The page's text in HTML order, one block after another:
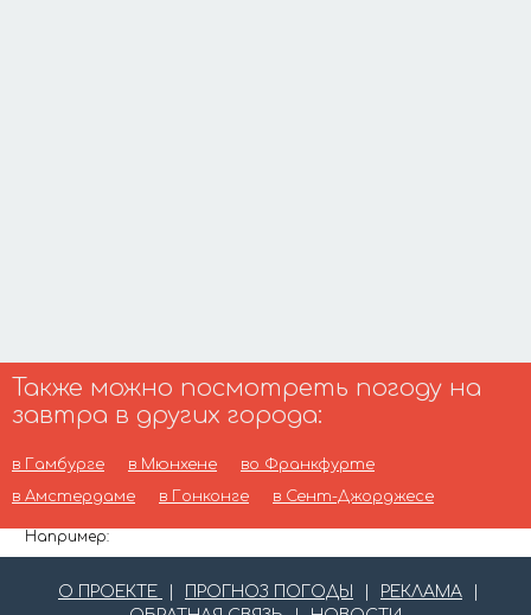
Также можно посмотреть погоду на
завтра в других города:
в Гамбурге в Мюнхене
во Франкфурте
в Амстердаме
в Гонконге в Сент-Джорджесе
Например:
О ПРОЕКТЕ ПРОГНОЗ ПОГОДЫ РЕКЛАМА